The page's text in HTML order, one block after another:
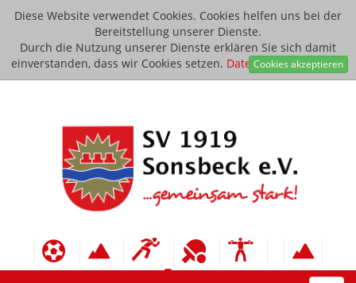
Diese Website verwendet Cookies. Cookies helfen uns bei der
Bereitstellung unserer Dienste.
Durch die Nutzung unserer Dienste erklären Sie sich damit
einverstanden, dass wir Cookies setzen. Datenschutzerklärung
Cookies akzeptieren